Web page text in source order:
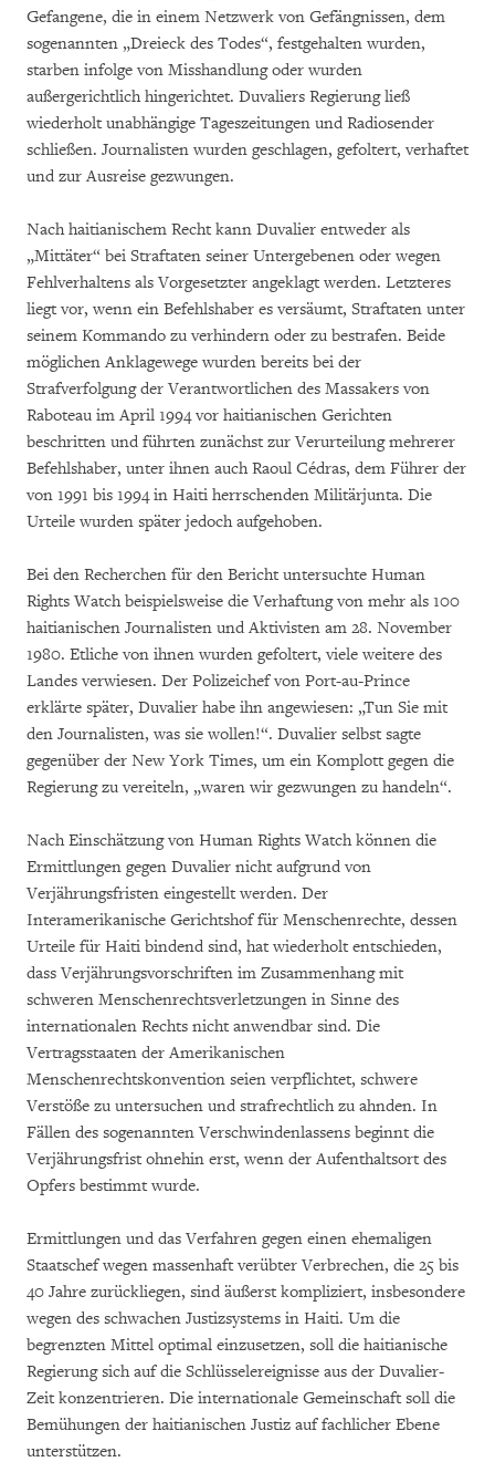
Gefangene, die in einem Netzwerk von Gefängnissen, dem
sogenannten „Dreieck des Todes“, festgehalten wurden,
starben infolge von Misshandlung oder wurden
außergerichtlich hingerichtet. Duvaliers Regierung ließ
wiederholt unabhängige Tageszeitungen und Radiosender
schließen. Journalisten wurden geschlagen, gefoltert, verhaftet
und zur Ausreise gezwungen.
Nach haitianischem Recht kann Duvalier entweder als
„Mittäter“ bei Straftaten seiner Untergebenen oder wegen
Fehlverhaltens als Vorgesetzter angeklagt werden. Letzteres
liegt vor, wenn ein Befehlshaber es versäumt, Straftaten unter
seinem Kommando zu verhindern oder zu bestrafen. Beide
möglichen Anklagewege wurden bereits bei der
Strafverfolgung der Verantwortlichen des Massakers von
Raboteau im April 1994 vor haitianischen Gerichten
beschritten und führten zunächst zur Verurteilung mehrerer
Befehlshaber, unter ihnen auch Raoul Cédras, dem Führer der
von 1991 bis 1994 in Haiti herrschenden Militärjunta. Die
Urteile wurden später jedoch aufgehoben.
Bei den Recherchen für den Bericht untersuchte Human
Rights Watch beispielsweise die Verhaftung von mehr als 100
haitianischen Journalisten und Aktivisten am 28. November
1980. Etliche von ihnen wurden gefoltert, viele weitere des
Landes verwiesen. Der Polizeichef von Port-au-Prince
erklärte später, Duvalier habe ihn angewiesen: „Tun Sie mit
den Journalisten, was sie wollen!“. Duvalier selbst sagte
gegenüber der New York Times, um ein Komplott gegen die
Regierung zu vereiteln, „waren wir gezwungen zu handeln“.
Nach Einschätzung von Human Rights Watch können die
Ermittlungen gegen Duvalier nicht aufgrund von
Verjährungsfristen eingestellt werden. Der
Interamerikanische Gerichtshof für Menschenrechte, dessen
Urteile für Haiti bindend sind, hat wiederholt entschieden,
dass Verjährungsvorschriften im Zusammenhang mit
schweren Menschenrechtsverletzungen in Sinne des
internationalen Rechts nicht anwendbar sind. Die
Vertragsstaaten der Amerikanischen
Menschenrechtskonvention seien verpflichtet, schwere
Verstöße zu untersuchen und strafrechtlich zu ahnden. In
Fällen des sogenannten Verschwindenlassens beginnt die
Verjährungsfrist ohnehin erst, wenn der Aufenthaltsort des
Opfers bestimmt wurde.
Ermittlungen und das Verfahren gegen einen ehemaligen
Staatschef wegen massenhaft verübter Verbrechen, die 25 bis
40 Jahre zurückliegen, sind äußerst kompliziert, insbesondere
wegen des schwachen Justizsystems in Haiti. Um die
begrenzten Mittel optimal einzusetzen, soll die haitianische
Regierung sich auf die Schlüsselereignisse aus der Duvalier-
Zeit konzentrieren. Die internationale Gemeinschaft soll die
Bemühungen der haitianischen Justiz auf fachlicher Ebene
unterstützen.